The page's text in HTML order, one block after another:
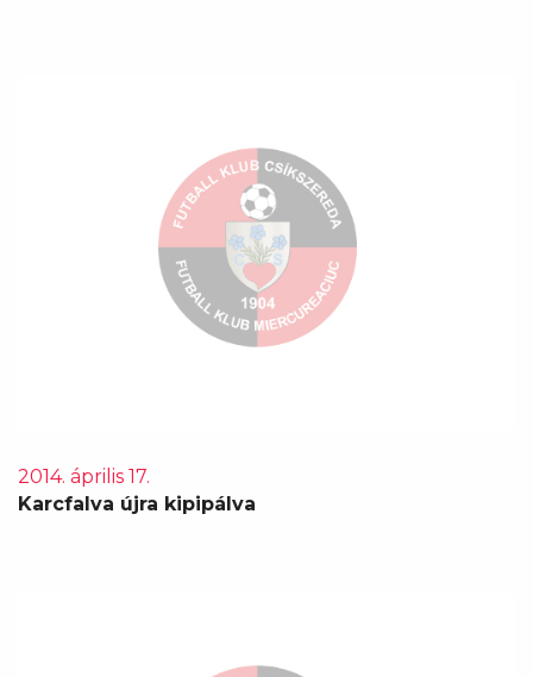
2014. április 17.
Karcfalva újra kipipálva